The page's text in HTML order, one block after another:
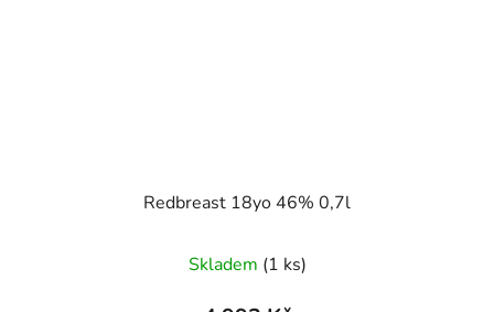
Redbreast 18yo 46% 0,7l
Skladem (1 ks)